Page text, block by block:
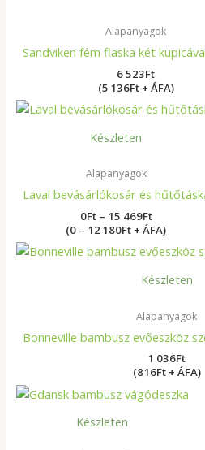
Alapanyagok
Sandviken fém flaska két
6 523Ft
(5 136Ft + ÁFA)
Készleten
Alapanyagok
Laval bevásárlókosár és
0Ft – 15 469Ft
(0 – 12 180Ft + ÁFA)
Készleten
Alapanyagok
Bonneville bambusz evőeszköz
1 036Ft
(816Ft + ÁFA)
Készleten